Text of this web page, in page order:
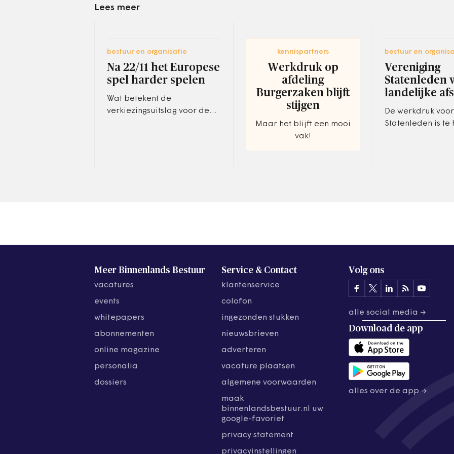
Lees meer
bestuur en organisatie
Na 22/11 het Europese
spel harder spelen
Wat betekent de
verkiezingsuitslag voor de
kennispartners
Werkdruk op
afdeling
Burgerzaken blijft
stijgen
Maar het blijft een mooi
vak!
bestuur en
Vereniging
Statenleden
landelijke
De werkdruk voor
Statenleden is te
Meer Binnenlands Bestuur
vacatures
events
whitepapers
abonnementen
online magazine
personalia
dossiers
Service & Contact
klantenservice
colofon
ingezonden stukken
nieuwsbrieven
adverteren
vacature plaatsen
algemene voorwaarden
maak
binnenlandsbestuur.nl uw
google-favoriet
privacy statement
privacyinstellingen
Volg ons
alle social media →
Download de app
alles over de app →